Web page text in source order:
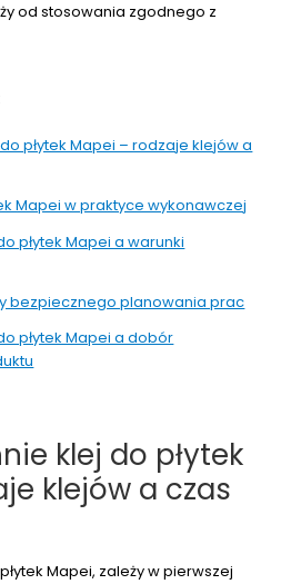
od stosowania zgodnego z
płytek Mapei – rodzaje klejów a
Mapei w praktyce wykonawczej
płytek Mapei a warunki
bezpiecznego planowania prac
płytek Mapei a dobór
klej do płytek
klejów a czas
Mapei, zależy w pierwszej